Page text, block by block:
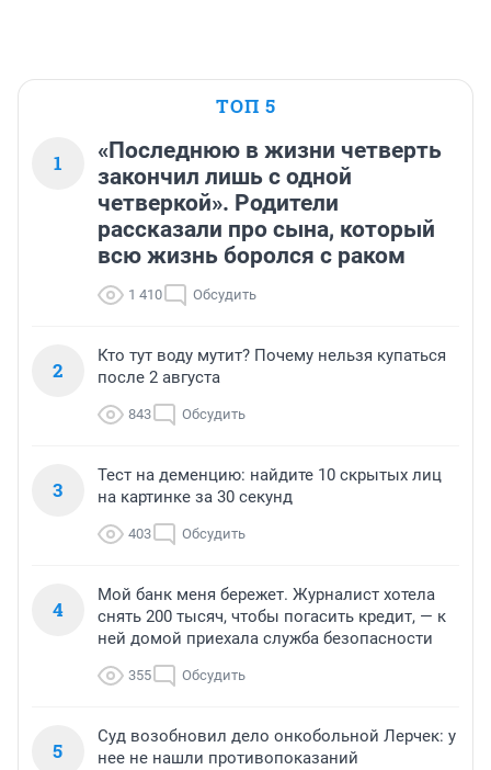
ТОП 5
1
«Последнюю в жизни четверть
закончил лишь с одной
четверкой». Родители
рассказали про сына, который
всю жизнь боролся с раком
1 410 Обсудить
2
Кто тут воду мутит? Почему нельзя купаться
после 2 августа
843 Обсудить
3
Тест на деменцию: найдите 10 скрытых лиц
на картинке за 30 секунд
403 Обсудить
4
Мой банк меня бережет. Журналист хотела
снять 200 тысяч, чтобы погасить кредит, — к
ней домой приехала служба безопасности
355 Обсудить
5
Суд возобновил дело онкобольной Лерчек: у
нее не нашли противопоказаний